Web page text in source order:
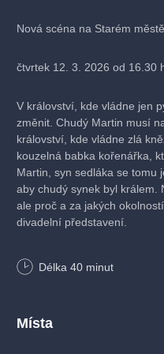
Nová scéna na Starém městě
čtvrtek 12. 3. 2026 od 16.30
V království, kde vládne jen
změnit. Chudý Martin musí
království, kde vládne zlá
kouzelná babka kořenářka,
Martin, syn sedláka se tomu
aby chudý synek byl králem.
ale proč a za jakých
divadelní představení.
adresa: Železná 33/4, Mladá
Délka 40 minut
Místa